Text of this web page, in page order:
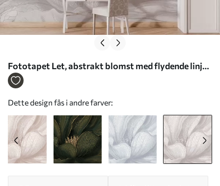
Fototapet Let, abstrakt blomst med flydende linjer
Nr. w05119v3
Dette design fås i andre farver: